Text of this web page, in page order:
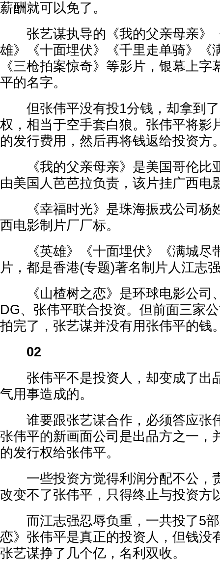
薪酬就可以免了。
张艺谋执导的《我的父亲母亲》
雄》《十面埋伏》《千里走单骑》《
《三枪拍案惊奇》等影片，银幕上
平的名字。
但张伟平没有投1分钱，却拿到了
权，相当于空手套白狼。张伟平将影
的发行费用，然后再将钱返给投资方
《我的父亲母亲》是美国哥伦比
由美国人芭芭拉负责，该片挂广西电
《幸福时光》是珠海振戎公司杨
西电影制片厂厂标。
《英雄》《十面埋伏》《满城尽
片，都是香港(专题)著名制片人江志
《山楂树之恋》是环球电影公司
DG、张伟平联合投资。但前面三家
拍完了，张艺谋并没有用张伟平的钱
02
张伟平不是投资人，却变成了出
气用事造成的。
谁要跟张艺谋合作，必须答应张
张伟平的新画面公司是出品方之一，
的发行权给张伟平。
一些投资方觉得利润分配不公，
改变不了张伟平，只得终止与投资方
而江志强忍辱负重，一共投了5部
恋》张伟平是真正的投资人，但钱没
张艺谋挣了几个亿，名利双收。